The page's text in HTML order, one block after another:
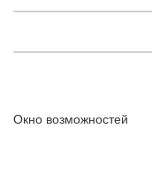
Окно возможностей